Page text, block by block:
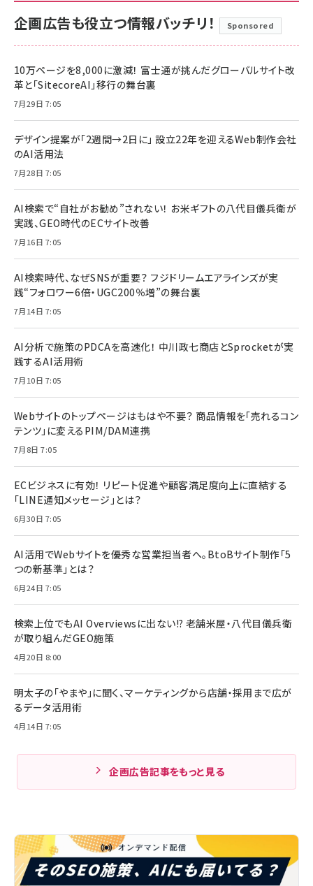
企画広告も役立つ情報バッチリ！ Sponsored
10万ページを8,000に激減！ 富士通が挑んだグローバルサイト改
革と「SitecoreAI」移行の舞台裏
7月29日 7:05
デザイン提案が「2週間→2日に」 設立22年を迎えるWeb制作会社
のAI活用法
7月28日 7:05
AI検索で“自社がお勧め”されない！ お米ギフトの八代目儀兵衛が
実践、GEO時代のECサイト改善
7月16日 7:05
AI検索時代、なぜSNSが重要？ フジドリームエアラインズが実
践“フォロワー6倍・UGC200％増”の舞台裏
7月14日 7:05
AI分析で施策のPDCAを高速化！ 中川政七商店とSprocketが実
践するAI活用術
7月10日 7:05
Webサイトのトップページはもはや不要？ 商品情報を「売れるコン
テンツ」に変えるPIM/DAM連携
7月8日 7:05
ECビジネスに有効！ リピート促進や顧客満足度向上に直結する
「LINE通知メッセージ」とは？
6月30日 7:05
AI活用でWebサイトを優秀な営業担当者へ。BtoBサイト制作「5
つの新基準」とは？
6月24日 7:05
検索上位でもAI Overviewsに出ない!? 老舗米屋・八代目儀兵衛
が取り組んだGEO施策
4月20日 8:00
明太子の「やまや」に聞く、マーケティングから店舗・採用まで広が
るデータ活用術
4月14日 7:05
企画広告記事をもっと見る